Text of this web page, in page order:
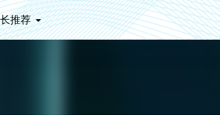
推荐